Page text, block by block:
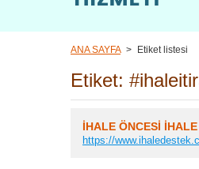
ANA SAYFA > Etiket listesi
Etiket:
İHALE ÖNCESİ
https://